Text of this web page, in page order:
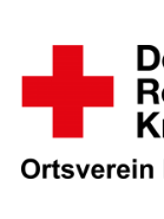
Inhalt
springen